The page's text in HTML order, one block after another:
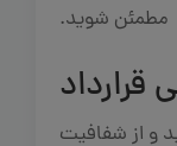
مطمئن شوید.
قرارداد
و از شفافیت